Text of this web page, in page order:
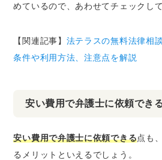
めているので、あわせてチェックし
【関連記事】 法テラスの無料法律相
条件や利用方法、注意点を解説
安い費用で弁護士に依頼でき
安い費用で弁護士に依頼できる点も
るメリットといえるでしょう。